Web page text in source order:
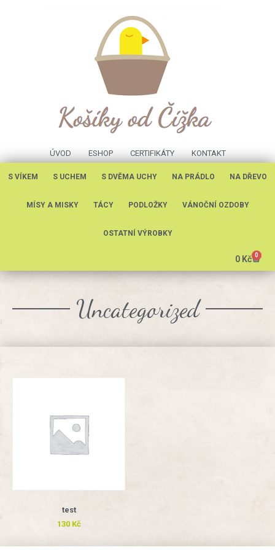
ÚVOD ESHOP CERTIFIKÁTY KONTAKT
S VÍKEM S UCHEM S DVĚMA UCHY NA PRÁDLO NA DŘEVO
MÍSY A MISKY TÁCY PODLOŽKY VÁNOČNÍ OZDOBY
OSTATNÍ VÝROBKY
0 Kč 0
Uncategorized
test
130 Kč